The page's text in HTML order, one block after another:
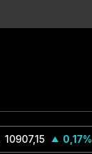
10907,15 0,17%